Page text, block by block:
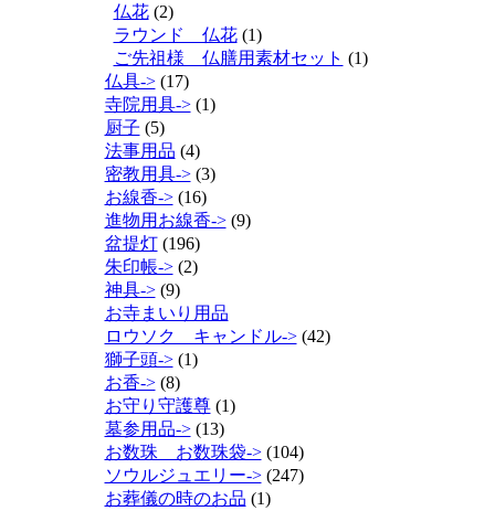
仏花(2)
ラウンド 仏花(1)
ご先祖様 仏膳用素材セット (1)
仏具->(17)
寺院用具->(1)
厨子 (5)
法事用品 (4)
密教用具->(3)
お線香->(16)
進物用お線香->(9)
盆提灯(196)
朱印帳->(2)
神具->(9)
お寺まいり用品
ロウソク キャンドル->(42)
獅子頭->(1)
お香->(8)
お守り守護尊(1)
墓参用品->(13)
お数珠 お数珠袋->(104)
ソウルジュエリー->(247)
お葬儀の時のお品 (1)